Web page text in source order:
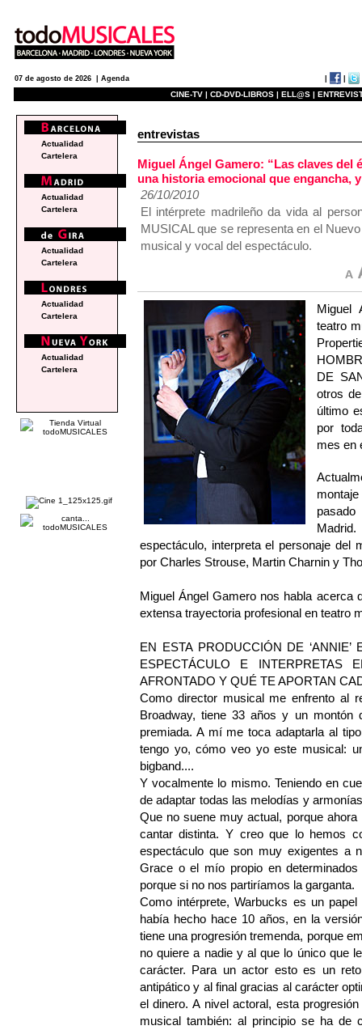
07 de agosto de 2026 | Agenda
CINE-TV | CD-DVD-LIBROS | ELL@S |
entrevistas
Miguel Ángel Gamero: “Las claves del
una historia emocional que engancha,
26/10/2010
El intérprete madrileño da vida al
MUSICAL que se representa en el
musical y vocal del espectáculo.
Miguel
teatro
DE
otros
último
por
mes en
espectáculo, interpreta el personaje del
por Charles Strouse, Martin Charnin y
Miguel Ángel Gamero nos habla
extensa trayectoria profesional en teatro
EN ESTA PRODUCCIÓN DE
ESPECTÁCULO E INTERPRETAS
AFRONTADO Y QUÉ TE APORTAN
Como director musical me enfrento al
Broadway, tiene 33 años y un
premiada. A mí me toca adaptarla al
tengo yo, cómo veo yo este musical:
bigband....
Y vocalmente lo mismo. Teniendo en
de adaptar todas las melodías y
Que no suene muy actual, porque
cantar distinta. Y creo que lo hemos
espectáculo que son muy exigentes a
Grace o el mío propio en
porque si no nos partiríamos la garganta.
Como intérprete, Warbucks es un
había hecho hace 10 años, en la
tiene una progresión tremenda, porque
no quiere a nadie y al que lo único que
carácter. Para un actor esto es un
antipático y al final gracias al carácter
el dinero. A nivel actoral, esta
musical también: al principio se ha
Actualidad
Cartelera
Actualidad
Cartelera
Actualidad
Cartelera
Actualidad
Cartelera
Actualidad
Cartelera